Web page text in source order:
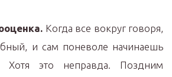
Когда все вокруг говоря,
и сам поневоле начинаешь
Хотя это неправда. Поздним